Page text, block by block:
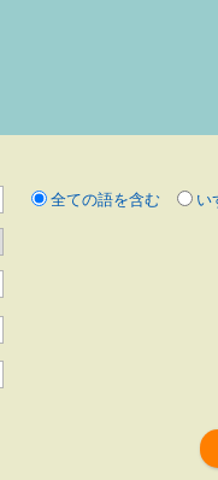
全ての語を含む い